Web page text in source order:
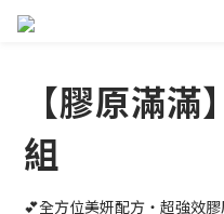
【膠原滿
組
💕全方位美妍配方‧超強效膠